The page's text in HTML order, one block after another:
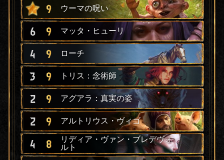
9 ウーマの呪い
6 9 マッタ・ヒューリ
4 9 ローチ
3 9 トリス：念術師
2 9 アグアラ：真実の姿
2 9 アルトリウス・ヴィゴ
4 8
リディア・ヴァン・ブレデヴォ
ルト